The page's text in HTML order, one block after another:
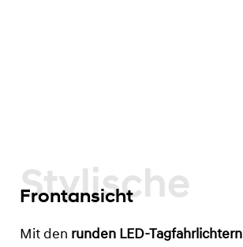
Stylische
Frontansicht
Mit den runden LED-Tagfahrlichtern